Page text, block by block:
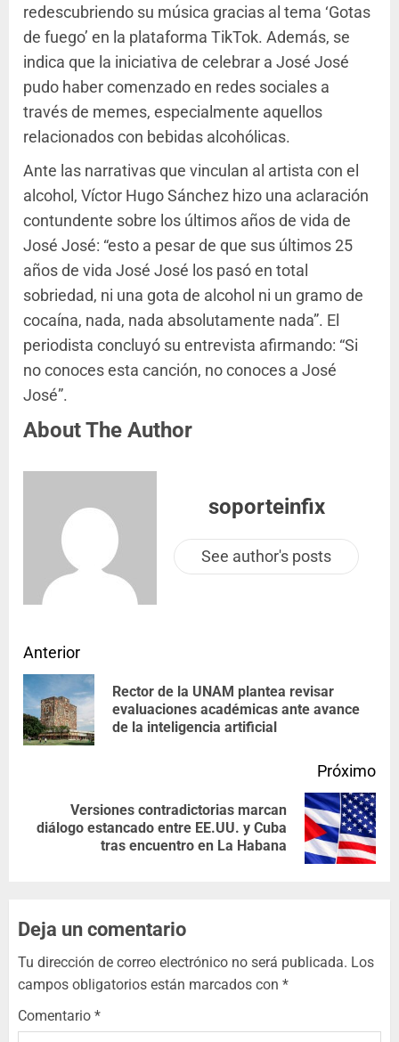
redescubriendo su música gracias al tema ‘Gotas
de fuego’ en la plataforma TikTok. Además, se
indica que la iniciativa de celebrar a José José
pudo haber comenzado en redes sociales a
través de memes, especialmente aquellos
relacionados con bebidas alcohólicas.
Ante las narrativas que vinculan al artista con el
alcohol, Víctor Hugo Sánchez hizo una aclaración
contundente sobre los últimos años de vida de
José José: “esto a pesar de que sus últimos 25
años de vida José José los pasó en total
sobriedad, ni una gota de alcohol ni un gramo de
cocaína, nada, nada absolutamente nada”. El
periodista concluyó su entrevista afirmando: “Si
no conoces esta canción, no conoces a José
José”.
About The Author
soporteinfix
See author's posts
Anterior
Rector de la UNAM plantea revisar
evaluaciones académicas ante avance
de la inteligencia artificial
Próximo
Versiones contradictorias marcan
diálogo estancado entre EE.UU. y Cuba
tras encuentro en La Habana
Deja un comentario
Tu dirección de correo electrónico no será publicada. Los
campos obligatorios están marcados con *
Comentario *